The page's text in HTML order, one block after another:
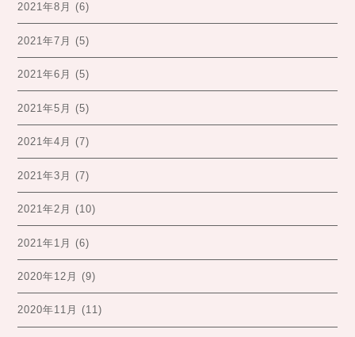
2021年8月 (6)
2021年7月 (5)
2021年6月 (5)
2021年5月 (5)
2021年4月 (7)
2021年3月 (7)
2021年2月 (10)
2021年1月 (6)
2020年12月 (9)
2020年11月 (11)